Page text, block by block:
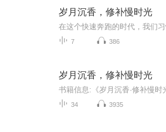
岁月沉香，修补慢时光
7 386
岁月沉香，修补慢时光
34 3935